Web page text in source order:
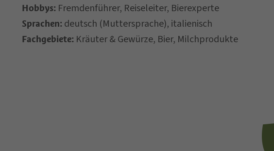
Hobbys:Fremdenführer, Reiseleiter, Bierexperte
Sprachen:deutsch (Muttersprache), italienisch
Fachgebiete:Kräuter & Gewürze, Bier, Milchprodukte
*= Pflichtfelder